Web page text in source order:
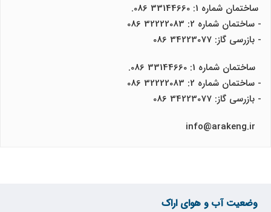
ساختمان شماره 1: 33144660 086.
- ساختمان شماره 2: 32222083 086
- بازرسی گاز: 34223077 086
ساختمان شماره 1: 33144660 086.
- ساختمان شماره 2: 32222083 086
- بازرسی گاز: 34223077 086
وضعیت آب و هوای اراک